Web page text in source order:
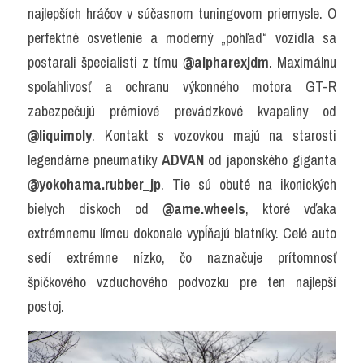
najlepších hráčov v súčasnom tuningovom priemysle. O
perfektné osvetlenie a moderný „pohľad“ vozidla sa
postarali špecialisti z tímu @alpharexjdm. Maximálnu
spoľahlivosť a ochranu výkonného motora GT-R
@liquimoly. Kontakt s vozovkou majú na starosti
legendárne pneumatiky ADVAN
@yokohama.rubber_jp. Tie sú obuté na ikonických
bielych diskoch od @ame.wheels, ktoré vďaka
extrémnemu límcu dokonale vypĺňajú blatníky. Celé auto
sedí extrémne nízko, čo naznačuje prítomnosť
špičkového vzduchového podvozku pre ten najlepší
postoj.